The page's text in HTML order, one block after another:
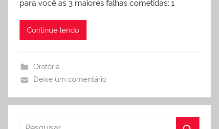
para você as 3 maiores falhas cometidas: 1
Continue lendo
Oratória
Deixe um comentário